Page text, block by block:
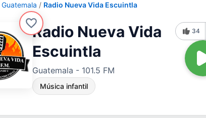
Guatemala Radio Nueva Vida Escuintla
Radio Nueva Vida
Escuintla
Guatemala - 101.5 FM
Música infantil
34